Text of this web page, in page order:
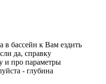
в бассейн к Вам ездить
да, справку
и про параметры
- глубина